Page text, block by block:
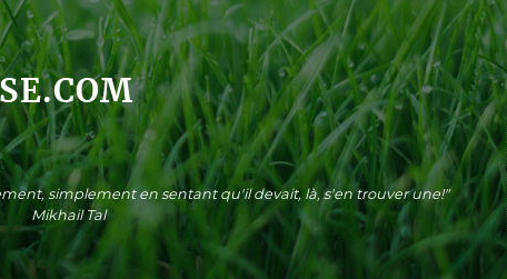
simplement en sentant qu'il devait, là, s'en trouver une!"
Mikhail Tal